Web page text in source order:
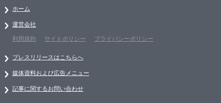
ホーム
運営会社
利用規約
サイトポリシー プライバシーポリシー
プレスリリースはこちらへ
媒体資料および広告メニュー
記事に関するお問い合わせ